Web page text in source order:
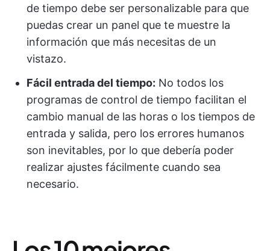
de tiempo debe ser personalizable para que
puedas crear un panel que te muestre la
información que más necesitas de un
vistazo.
Fácil entrada del tiempo: No todos los
programas de control de tiempo facilitan el
cambio manual de las horas o los tiempos de
entrada y salida, pero los errores humanos
son inevitables, por lo que debería poder
realizar ajustes fácilmente cuando sea
necesario.